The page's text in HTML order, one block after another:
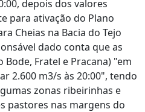
depois dos valores
para ativação do Plano
Cheias na Bacia do Tejo
dado conta que as
Fratel e Pracana) "em
2.600 m3/s às 20:00", tendo
zonas ribeirinhas e
pastores nas margens do